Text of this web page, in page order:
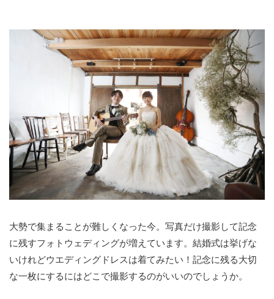
大勢で集まることが難しくなった今。写真だけ撮影して記念
に残すフォトウェディングが増えています。結婚式は挙げな
いけれどウエディングドレスは着てみたい！記念に残る大切
な一枚にするにはどこで撮影するのがいいのでしょうか。